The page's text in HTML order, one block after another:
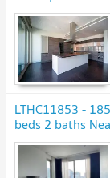
ONLY 189 MB
LTHC11853 -
beds 2 baths
MB UPDATE !